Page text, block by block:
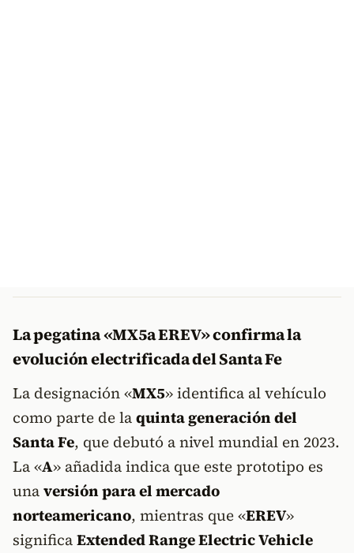
La pegatina «MX5a EREV» confirma la
evolución electrificada del Santa Fe
La designación «MX5» identifica al vehículo
como parte de laquinta generación del
Santa Fe, que debutó a nivel mundial en 2023.
La «A» añadida indica que este prototipo es
unaversión para el mercado
norteamericano, mientras que «EREV»
significaExtended Range Electric Vehicle